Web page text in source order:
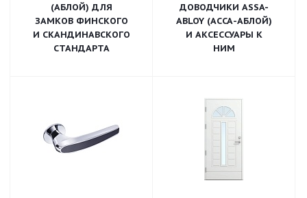
(АБЛОЙ) ДЛЯ
ЗАМКОВ ФИНСКОГО
И СКАНДИНАВСКОГО
СТАНДАРТА
ДОВОДЧИКИ ASSA-
ABLOY (АССА-АБЛОЙ)
И АКСЕССУАРЫ К
НИМ